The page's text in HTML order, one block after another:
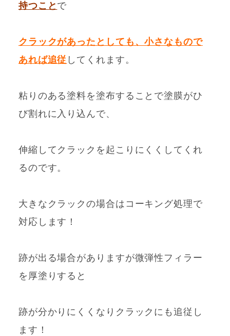
持つこと で
クラックがあったとしても、小さなもので
あれば追従 してくれます。
粘りのある塗料を塗布することで塗膜がひ
び割れに入り込んで、
伸縮してクラックを起こりにくくしてくれ
るのです。
大きなクラックの場合はコーキング処理で
対応します！
跡が出る場合がありますが微弾性フィラー
を厚塗りすると
跡が分かりにくくなりクラックにも追従し
ます！